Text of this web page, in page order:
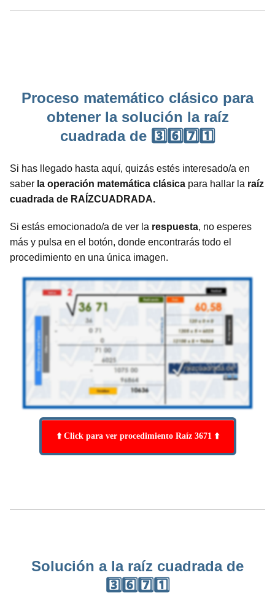
Proceso matemático clásico para
obtener la solución la raíz
cuadrada de 3️⃣6️⃣7️⃣1️⃣
Si has llegado hasta aquí, quizás estés interesado/a en
saber la operación matemática clásica para hallar la raíz
cuadrada de RAÍZCUADRADA.
Si estás emocionado/a de ver la respuesta, no esperes
más y pulsa en el botón, donde encontrarás todo el
procedimiento en una única imagen.
⬆️ Click para ver procedimiento Raíz 3671 ⬆️
Solución a la raíz cuadrada de
3️⃣6️⃣7️⃣1️⃣